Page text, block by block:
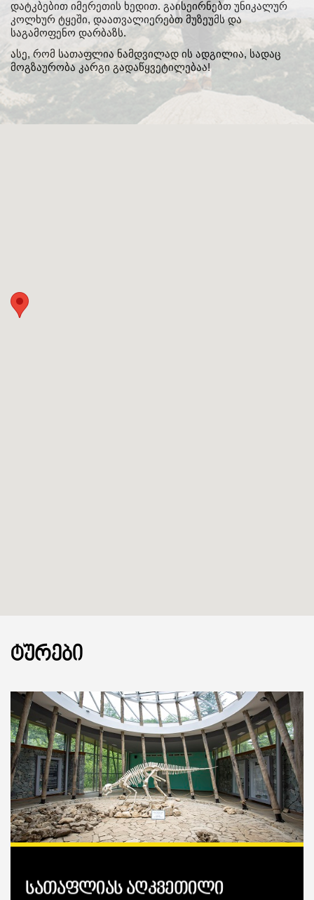
ᲛᲝᲒᲝᲜᲔᲑᲔᲑᲘ
ᲘᲕᲔᲜᲗᲔᲑᲘ
ᲒᲐᲜᲗᲐᲕᲡᲔᲑᲐ ᲓᲐ ᲙᲕᲔᲑᲐ
დატკბებით იმერეთის ხედით. გაისეირნებთ უნიკალურ
კოლხურ ტყეში, დაათვალიერებთ მუზეუმს და
საგამოფენო დარბაზს.
ასე, რომ სათაფლია ნამდვილად ის ადგილია, სადაც
მოგზაურობა კარგი გადაწყვეტილებაა!
ᲢᲣᲠᲔᲑᲘ
სათაფლიას აღკვეთილი